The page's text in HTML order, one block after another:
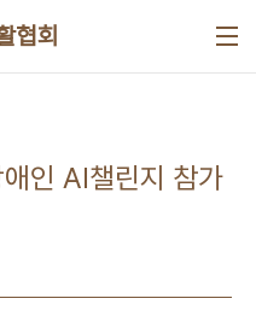
협회
인 AI챌린지 참가